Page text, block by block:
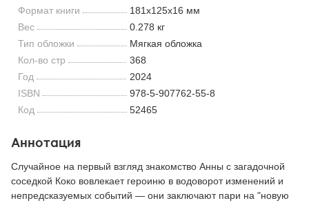
Формат книги
181x125x16 мм
Вес
0.278 кг
Тип обложки
Мягкая обложка
Кол-во стр
368
Год
2024
ISBN
978-5-907762-55-8
Код
52465
Аннотация
Случайное на первый взгляд знакомство Анны с загадочной
соседкой Коко вовлекает героиню в водоворот изменений и
непредсказуемых событий — они заключают пари на "новую